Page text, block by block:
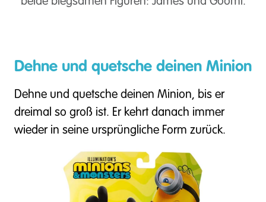
Dehne und quetsche deinen Minion
Dehne und quetsche deinen Minion, bis er
dreimal so groß ist. Er kehrt danach immer
wieder in seine ursprüngliche Form zurück.